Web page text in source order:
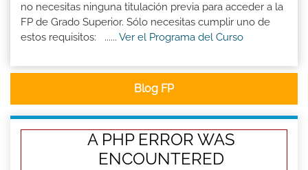
no necesitas ninguna titulación previa para acceder a la
FP de Grado Superior. Sólo necesitas cumplir uno de
estos requisitos: ...... Ver el Programa del Curso
Blog FP
A PHP ERROR WAS
ENCOUNTERED